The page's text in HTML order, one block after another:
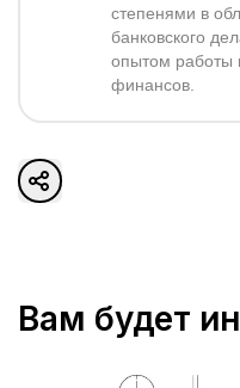
степенями в
банковского
опытом работы
финансов.
Вам будет